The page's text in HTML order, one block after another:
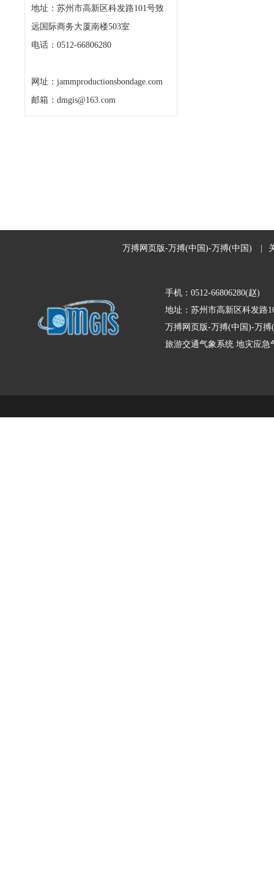
地址：苏州市高新区科发路101号致
远国际商务大厦南楼503室
电话：0512-66806280
网址：jammproductionsbondage.com
邮箱：dmgis@163.com
万搏网页版-万搏(中国)-万搏(中国)
手机：0512-66806280(赵)
地址：苏州市高新区科发路
万搏网页版-万搏(中国)-万
旅游交通气象系统 地灾应急